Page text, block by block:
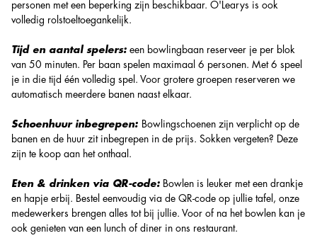
personen met een beperking zijn beschikbaar. O'Learys is ook
volledig rolstoeltoegankelijk.
Tijd en aantal spelers: een bowlingbaan reserveer je per blok
van 50 minuten. Per baan spelen maximaal 6 personen. Met 6 speel
je in die tijd één volledig spel. Voor grotere groepen reserveren we
automatisch meerdere banen naast elkaar.
Schoenhuur inbegrepen: Bowlingschoenen zijn verplicht op de
banen en de huur zit inbegrepen in de prijs. Sokken vergeten? Deze
zijn te koop aan het onthaal.
Eten & drinken via QR-code: Bowlen is leuker met een drankje
en hapje erbij. Bestel eenvoudig via de QR-code op jullie tafel, onze
medewerkers brengen alles tot bij jullie. Voor of na het bowlen kan je
ook genieten van een lunch of diner in ons restaurant.